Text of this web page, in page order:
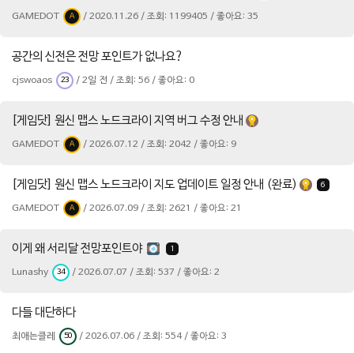
GAMEDOT A / 2020.11.26 / 조회: 1199405 / 좋아요: 35
공간의 신전은 전망 포인트가 없나요?
cjswoaos 23 / 2일 전 / 조회: 56 / 좋아요: 0
[게임닷] 원신 맵스 노드크라이 지역 버그 수정 안내
GAMEDOT A / 2026.07.12 / 조회: 2042 / 좋아요: 9
[게임닷] 원신 맵스 노드크라이 지도 업데이트 일정 안내 (완료) 6
GAMEDOT A / 2026.07.09 / 조회: 2621 / 좋아요: 21
이게 왜 서리달 전망포인트야 1
Lunashy 34 / 2026.07.07 / 조회: 537 / 좋아요: 2
다들 대단하다
최애는클레 50 / 2026.07.06 / 조회: 554 / 좋아요: 3